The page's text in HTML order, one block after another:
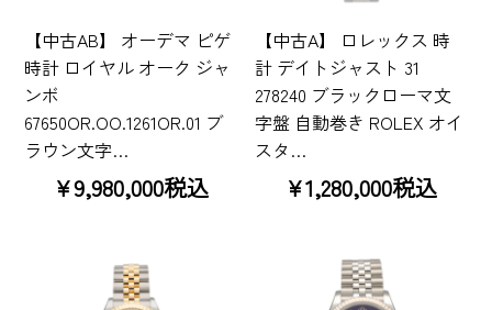
【中古AB】 オーデマ ピゲ
時計 ロイヤル オーク ジャ
ンボ
67650OR.OO.1261OR.01 ブ
ラウン文字…
¥9,980,000税込
【中古A】 ロレックス 時
計 デイトジャスト 31
278240 ブラックローマ文
字盤 自動巻き ROLEX オイ
スタ…
¥1,280,000税込